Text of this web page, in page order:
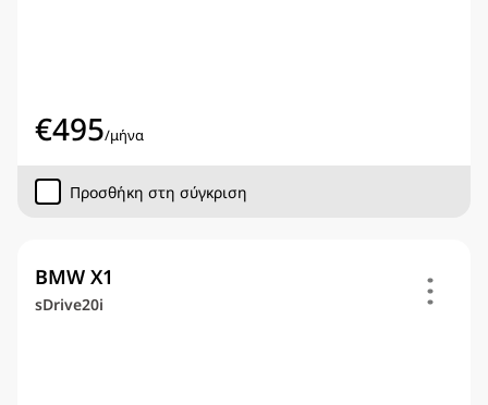
€495/μήνα
Προσθήκη στη σύγκριση
BMW X1
sDrive20i